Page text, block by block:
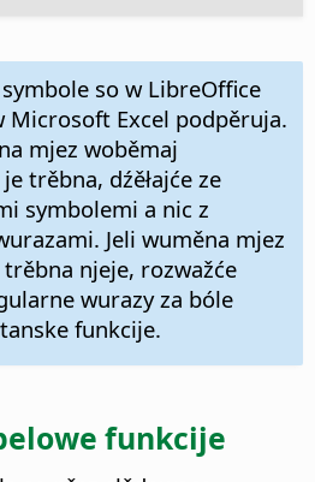
so w LibreOffice
Microsoft Excel podpěruja.
mjez woběmaj
trěbna, dźěłajće ze
symbolemi a nic z
Jeli wuměna mjez
trěbna njeje, rozwažće
wurazy za bóle
funkcije.
funkcije